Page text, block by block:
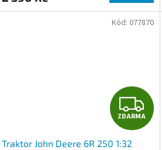
Z
D
ZDARMA
Traktor John Deere 6R 250 1:32
Kód: 077870